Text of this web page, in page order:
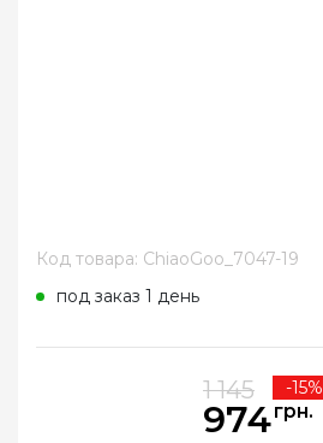
Код товара: ChiaoGoo_7047-19
под заказ 1 день
1 145 -15%
974грн.